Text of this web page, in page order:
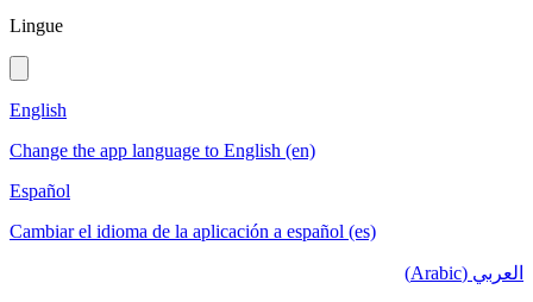
Lingue
English
Change the app language to English (en)
Español
Cambiar el idioma de la aplicación a español (es)
العربي (Arabic)